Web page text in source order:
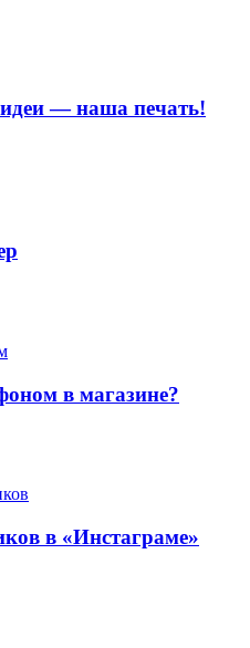
— наша печать!
в магазине?
в «Инстаграме»